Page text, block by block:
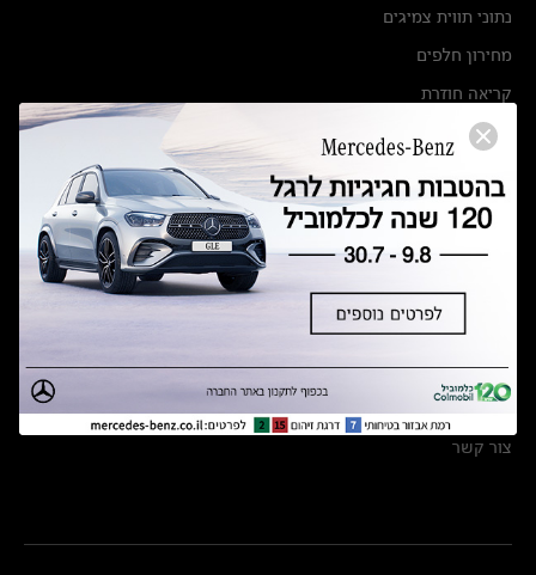
נתוני תווית צמיגים
מחירון חלפים
קריאה חוזרת
הודעה על הטבות לרכבי מרצדס בהסדר פשרה בתצ 56447-02-19
תקנון ימי מכירות 120 לכלמוביל
מצאו אותנו
אולמות תצוגה
מרכזי שירות
צור קשר